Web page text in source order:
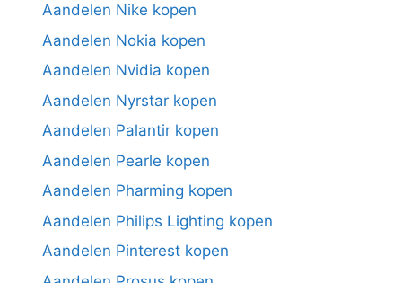
Aandelen Nike kopen
Aandelen Nokia kopen
Aandelen Nvidia kopen
Aandelen Nyrstar kopen
Aandelen Palantir kopen
Aandelen Pearle kopen
Aandelen Pharming kopen
Aandelen Philips Lighting kopen
Aandelen Pinterest kopen